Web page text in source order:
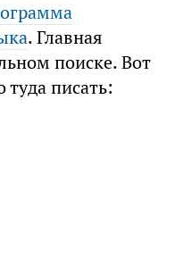
. Главная
поиске. Вот
писать: